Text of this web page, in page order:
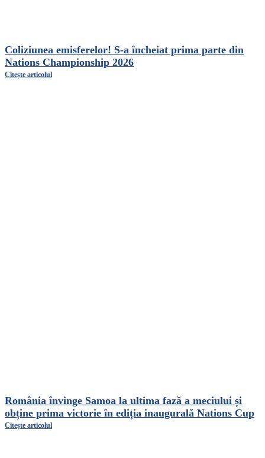
Coliziunea emisferelor! S-a încheiat prima parte din
Nations Championship 2026
Citește articolul
România învinge Samoa la ultima fază a meciului și
obține prima victorie în ediția inaugurală Nations Cup
Citește articolul